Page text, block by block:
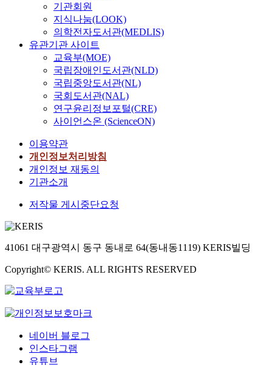
기관회원
지식나눔(LOOK)
의학전자도서관(MEDLIS)
유관기관 사이트
교육부(MOE)
국립장애인도서관(NLD)
국립중앙도서관(NL)
국회도서관(NAL)
연구윤리정보포털(CRE)
사이언스온 (ScienceON)
이용약관
개인정보처리방침
개인정보 재동의
기관소개
저작물 게시중단요청
41061 대구광역시 동구 동내로 64(동내동1119) KERIS빌딩
Copyright© KERIS. ALL RIGHTS RESERVED
네이버 블로그
인스타그램
유튜브